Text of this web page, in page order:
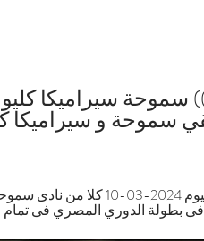
فى بطولة الدوري المصري فى تمام الساعه 17:00